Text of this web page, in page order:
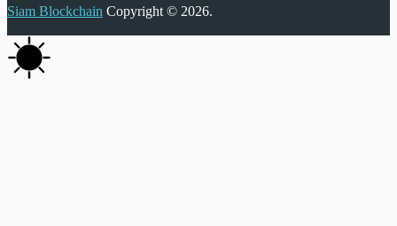
Siam Blockchain Copyright © 2026.